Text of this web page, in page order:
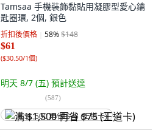
Tamsaa 手機裝飾黏貼用凝膠型愛心鑰
匙圈環, 2個, 銀色
折扣後價格 58%$148
$61
($30.50/1個)
明天 8/7 (五) 預計送達
(587)
满 $1,500 再省 $75 (王道卡)